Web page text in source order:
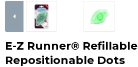
E-Z Runner® Refillable
Repositionable Dots